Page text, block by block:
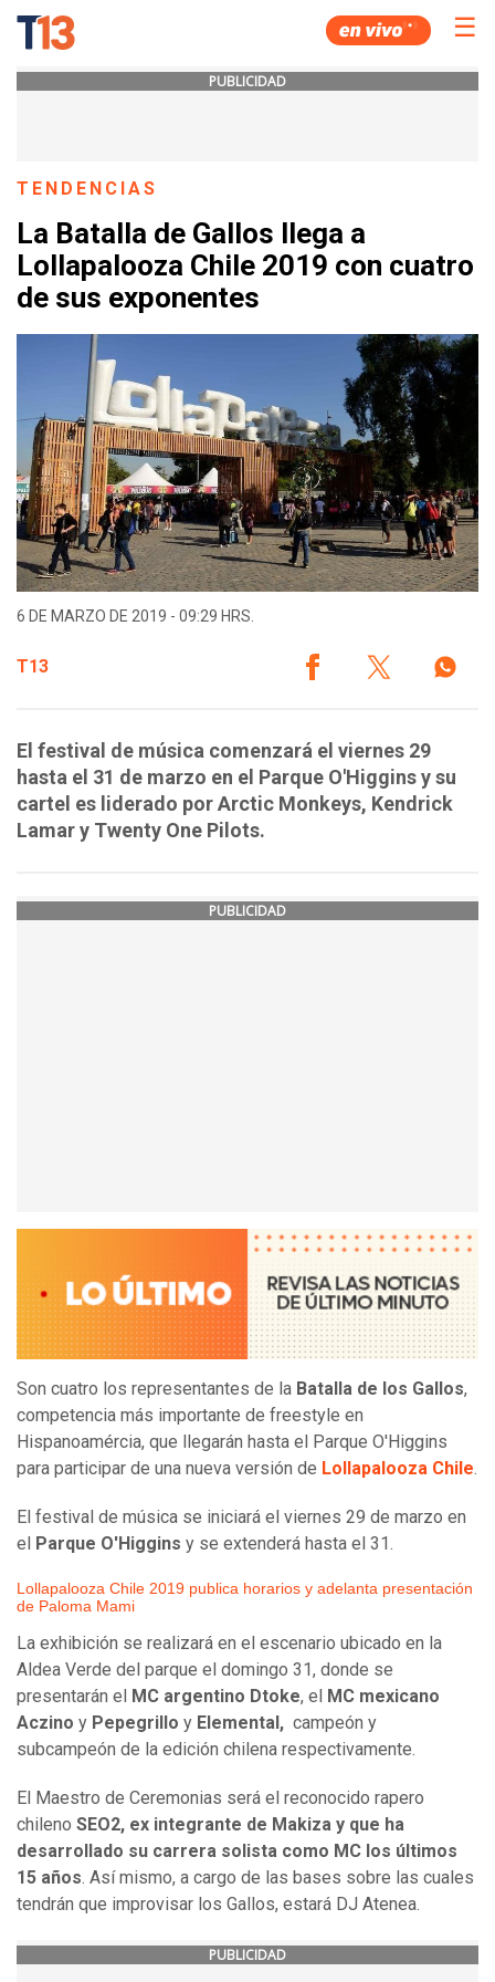
☰
PUBLICIDAD
TENDENCIAS
La Batalla de Gallos llega a
Lollapalooza Chile 2019 con cuatro
de sus exponentes
6 DE MARZO DE 2019 - 09:29 HRS.
T13
El festival de música comenzará el viernes 29
hasta el 31 de marzo en el Parque O'Higgins y su
cartel es liderado por Arctic Monkeys, Kendrick
Lamar y Twenty One Pilots.
PUBLICIDAD
Son cuatro los representantes de la Batalla de los Gallos,
competencia más importante de freestyle en
Hispanoamércia, que llegarán hasta el Parque O'Higgins
para participar de una nueva versión de Lollapalooza Chile.
El festival de música se iniciará el viernes 29 de marzo en
el
Parque O'Higgins y se extenderá hasta el 31.
Lollapalooza Chile 2019 publica horarios y adelanta presentación
de Paloma Mami
La exhibición se realizará en el escenario ubicado en la
Aldea Verde del parque el domingo 31, donde se
presentarán el
MC argentino Dtoke, el
MC mexicano
Aczino y Pepegrillo y Elemental, campeón y
subcampeón de la edición chilena respectivamente.
El Maestro de Ceremonias será el reconocido rapero
chileno SEO2, ex integrante de Makiza y que ha
desarrollado su carrera solista como MC los últimos
15 años. Así mismo, a cargo de las bases sobre las cuales
tendrán que improvisar los Gallos, estará DJ Atenea.
PUBLICIDAD